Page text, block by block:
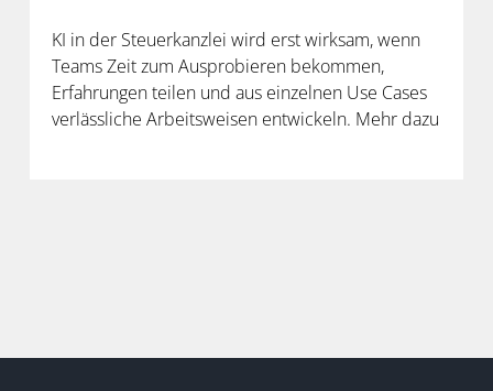
KI in der Steuerkanzlei wird erst wirksam, wenn
Teams Zeit zum Ausprobieren bekommen,
Erfahrungen teilen und aus einzelnen Use Cases
verlässliche Arbeitsweisen entwickeln. Mehr dazu